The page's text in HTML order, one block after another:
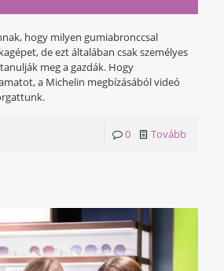
hogy milyen gumiabronccsal
de ezt általában csak személyes
meg a gazdák. Hogy
a Michelin megbízásából videó
0 Tovább